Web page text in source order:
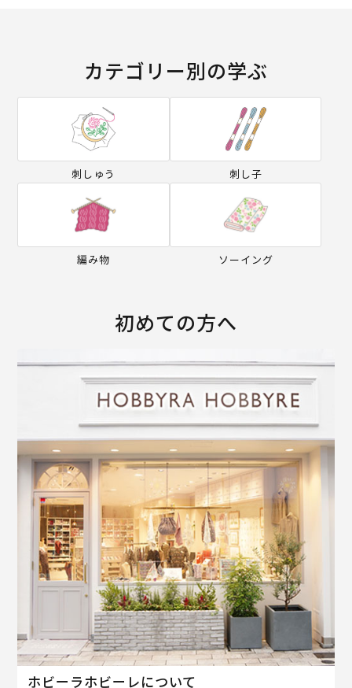
カテゴリー別の学ぶ
刺しゅう 刺し子
編み物 ソーイング
初めての方へ
ホビーラホビーレについて